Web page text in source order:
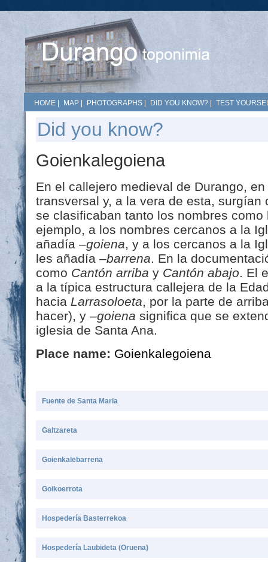
HOME MAP PHOTOGRAPHS DID YOU KNOW? TEST
Did you know?
Goienkalegoiena
En el callejero medieval de Durango,
transversal y, a la vera de esta,
se clasificaban tanto los nombres
ejemplo, a los nombres cercanos a la
añadía –goiena, y a los cercanos a la
les añadía –barrena. En la
como Cantón arriba y Cantón abajo. El
a la típica estructura callejera de la
hacia Larrasoloeta, por la parte de
hacer), y –goiena significa que se
iglesia de Santa Ana.
Place name: Goienkalegoiena
Fuente de Santa Maria
Galtzareta
Goienkalebarrena
Goikoerrota
Hospedería Basterrekoa
Hospedería Laubideta (Oruena)